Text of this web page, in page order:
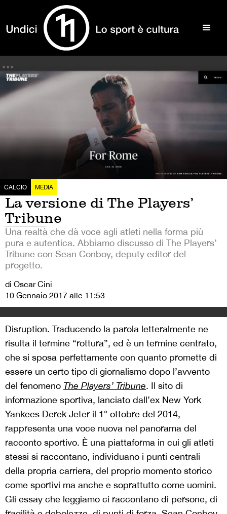
CALCIO MEDIA
La versione di The Players’
Tribune
Una realtà che dà voce agli atleti nella forma più
pura e autentica. Abbiamo discusso di The Players’
Tribune con Sean Conboy, deputy editor del
progetto.
di Oscar Cini
10 Gennaio 2017 alle 11:53
Disruption. Traducendo la parola letteralmente ne
risulta il termine “rottura”, ed è un termine centrato,
che si sposa perfettamente con quanto promette di
essere un certo tipo di giornalismo dopo l’avvento
del fenomeno The Players’ Tribune. Il sito di
informazione sportiva, lanciato dall’ex New York
Yankees Derek Jeter il 1° ottobre del 2014,
rappresenta una voce nuova nel panorama del
racconto sportivo. È una piattaforma in cui gli atleti
stessi si raccontano, individuano i punti centrali
della propria carriera, del proprio momento storico
come sportivi ma anche e soprattutto come uomini.
Gli essay che leggiamo ci raccontano di persone, di